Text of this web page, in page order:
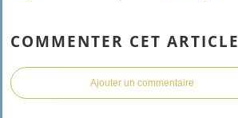
COMMENTER CET ARTICLE
Ajouter un commentaire